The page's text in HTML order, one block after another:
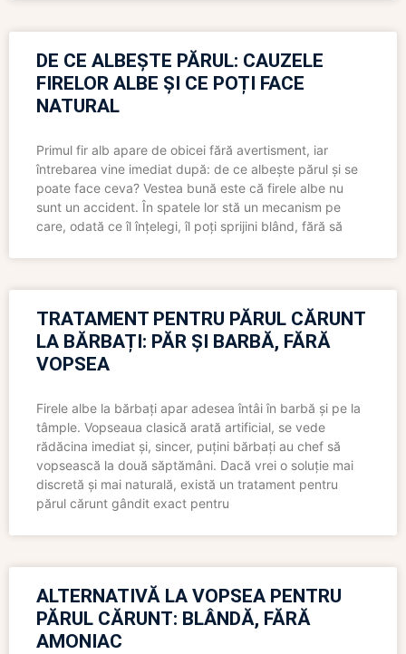
DE CE ALBEȘTE PĂRUL: CAUZELE
FIRELOR ALBE ȘI CE POȚI FACE
NATURAL
Primul fir alb apare de obicei fără avertisment, iar
întrebarea vine imediat după: de ce albește părul și se
poate face ceva? Vestea bună este că firele albe nu
sunt un accident. În spatele lor stă un mecanism pe
care, odată ce îl înțelegi, îl poți sprijini blând, fără să
TRATAMENT PENTRU PĂRUL CĂRUNT
LA BĂRBAȚI: PĂR ȘI BARBĂ, FĂRĂ
VOPSEA
Firele albe la bărbați apar adesea întâi în barbă și pe la
tâmple. Vopseaua clasică arată artificial, se vede
rădăcina imediat și, sincer, puțini bărbați au chef să
vopsească la două săptămâni. Dacă vrei o soluție mai
discretă și mai naturală, există un tratament pentru
părul cărunt gândit exact pentru
ALTERNATIVĂ LA VOPSEA PENTRU
PĂRUL CĂRUNT: BLÂNDĂ, FĂRĂ
AMONIAC